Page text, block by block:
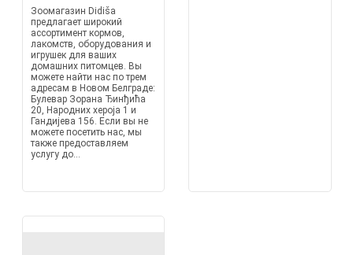
Зоомагазин Didiša
предлагает широкий
ассортимент кормов,
лакомств, оборудования и
игрушек для ваших
домашних питомцев. Вы
можете найти нас по трем
адресам в Новом Белграде:
Булевар Зорана Ђинђића
20, Народних хероја 1 и
Гандијева 156. Если вы не
можете посетить нас, мы
также предоставляем
услугу до...